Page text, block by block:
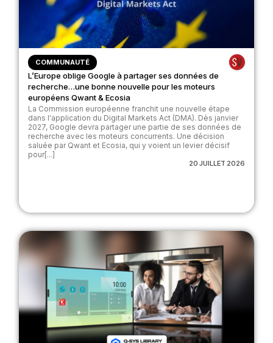
COMMUNAUTÉ
L’Europe oblige Google à partager ses données de
recherche…une bonne nouvelle pour les moteurs
européens Qwant & Ecosia
La Commission européenne franchit une nouvelle étape
dans l'application du Digital Markets Act (DMA). Dès janvier
2027, Google devra partager une partie de ses données de
recherche avec les moteurs concurrents. Une décision
saluée par Qwant et Ecosia, qui y voient un levier décisif
pour[...]
20 JUILLET 2026